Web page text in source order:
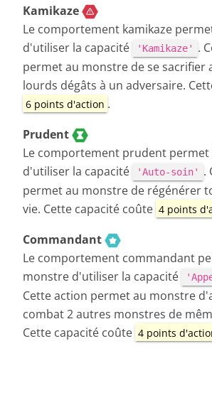
Kamikaze
Le comportement kamikaze
d'utiliser la capacité
'Kamikaze'
.
permet au monstre de se sacrifier
lourds dégâts à un adversaire.
6 points d'action .
Prudent
Le comportement prudent
d'utiliser la capacité
'Auto-soin'
.
permet au monstre de régénérer
vie. Cette capacité coûte 4 points
Commandant
Le comportement commandant
monstre d'utiliser la capacité
Cette action permet au monstre
combat 2 autres monstres de
Cette capacité coûte 4 points